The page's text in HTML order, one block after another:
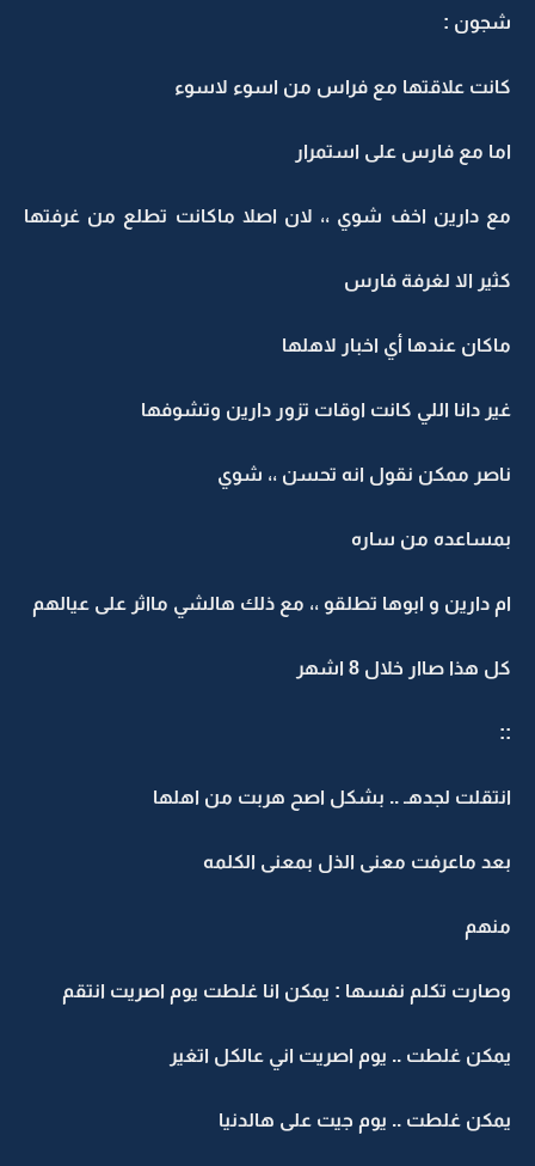
:
علاقتها مع فراس من اسوء لاسوء
مع فارس على استمرار
دارين اخف شوي ،، لان اصلا ماكانت تطلع من غرفتها
الا لغرفة فارس
عندها أي اخبار لاهلها
دانا اللي كانت اوقات تزور دارين وتشوفها
ممكن نقول انه تحسن ،، شوي
من ساره
دارين و ابوها تطلقو ،، مع ذلك هالشي مااثر على عيالهم
هذا صاار خلال 8 اشهر
لجدهـ .. بشكل اصح هربت من اهلها
ماعرفت معنى الذل بمعنى الكلمه
تكلم نفسها : يمكن انا غلطت يوم اصريت انتقم
غلطت .. يوم اصريت اني عالكل اتغير
غلطت .. يوم جيت على هالدنيا